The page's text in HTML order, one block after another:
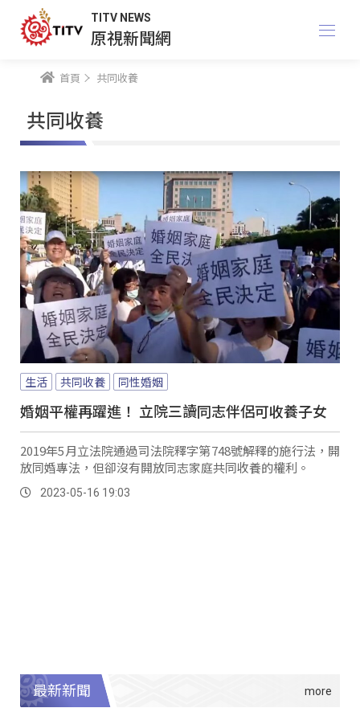
TITV NEWS
原視新聞網
首頁 共同收養
共同收養
生活 共同收養 同性婚姻
婚姻平權再躍進！ 立院三讀同志伴侶可收養子女
2019年5月立法院通過司法院釋字第748號解釋的施行法，開
放同婚專法，但卻沒有開放同志家庭共同收養的權利。
2023-05-16 19:03
最新新聞